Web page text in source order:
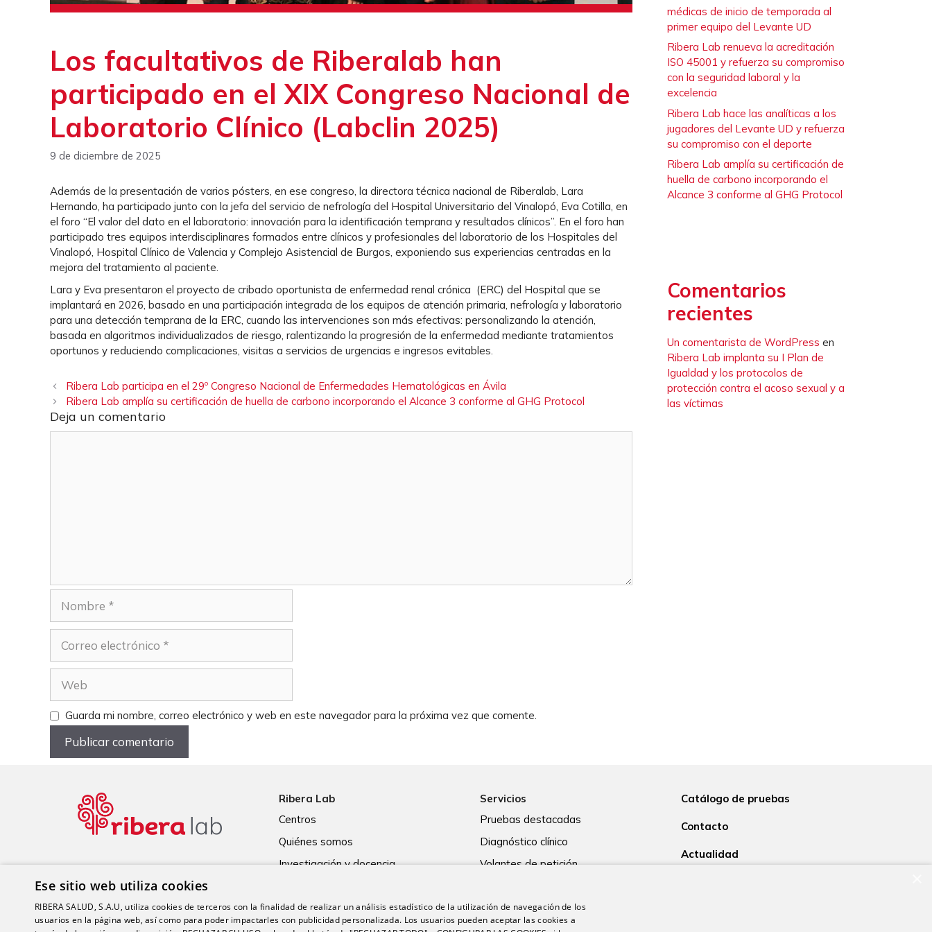
Los facultativos de Riberalab han
participado en el XIX Congreso Nacional de
Laboratorio Clínico (Labclin 2025)
9 de diciembre de 2025
Además de la presentación de varios pósters, en ese congreso, la directora técnica nacional de Riberalab, Lara
Hernando, ha participado junto con la jefa del servicio de nefrología del Hospital Universitario del Vinalopó, Eva Cotilla, en
el foro “El valor del dato en el laboratorio: innovación para la identificación temprana y resultados clínicos”. En el foro han
participado tres equipos interdisciplinares formados entre clínicos y profesionales del laboratorio de los Hospitales del
Vinalopó, Hospital Clínico de Valencia y Complejo Asistencial de Burgos, exponiendo sus experiencias centradas en la
mejora del tratamiento al paciente.
Lara y Eva presentaron el proyecto de cribado oportunista de enfermedad renal crónica (ERC) del Hospital que se
implantará en 2026, basado en una participación integrada de los equipos de atención primaria, nefrología y laboratorio
para una detección temprana de la ERC, cuando las intervenciones son más efectivas: personalizando la atención,
basada en algoritmos individualizados de riesgo, ralentizando la progresión de la enfermedad mediante tratamientos
oportunos y reduciendo complicaciones, visitas a servicios de urgencias e ingresos evitables.
Ribera Lab participa en el 29º Congreso Nacional de Enfermedades Hematológicas en Ávila
Ribera Lab amplía su certificación de huella de carbono incorporando el Alcance 3 conforme al GHG Protocol
Deja un comentario
Nombre
electrónico
Guarda mi nombre, correo electrónico y web en este navegador para la próxima vez que comente.
médicas de inicio de temporada al
primer equipo del Levante UD
Ribera Lab renueva la acreditación
ISO 45001 y refuerza su compromiso
con la seguridad laboral y la
excelencia
Ribera Lab hace las analíticas a los
jugadores del Levante UD y refuerza
su compromiso con el deporte
Ribera Lab amplía su certificación de
huella de carbono incorporando el
Alcance 3 conforme al GHG Protocol
Comentarios
recientes
Un comentarista de WordPress en
Ribera Lab implanta su I Plan de
Igualdad y los protocolos de
protección contra el acoso sexual y a
las víctimas
Ribera Lab
Centros
Quiénes somos
Investigación y docencia
Servicios
Pruebas destacadas
Diagnóstico clínico
Volantes de petición
Catálogo de pruebas
Contacto
Actualidad
Ese sitio web utiliza cookies
RIBERA SALUD, S.A.U, utiliza cookies de terceros con la finalidad de realizar un análisis estadístico de la utilización de navegación de los
usuarios en la página web, así como para poder impactarles con publicidad personalizada. Los usuarios pueden aceptar las cookies a